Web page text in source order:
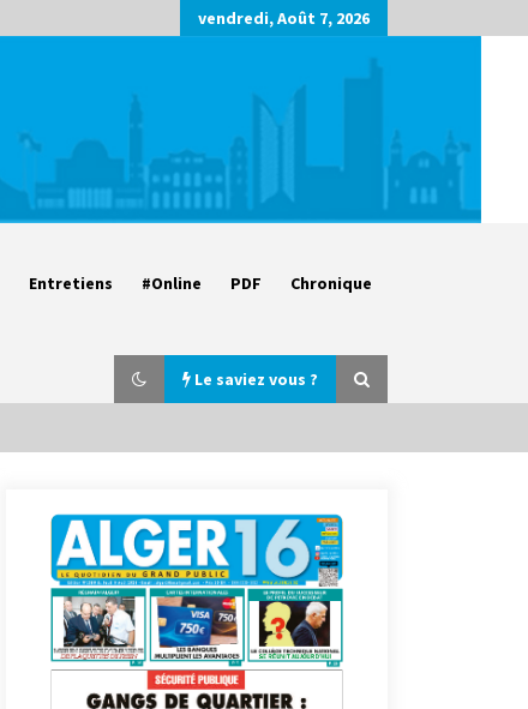
vendredi, Août 7, 2026
Entretiens #Online PDF Chronique
Le saviez vous ?
Parking de la Promenade des
Sablettes : Mis en service de bornes
automatiques
4 jours ago
Droit de change : Le CPA lance une
carte VISA dédiée aux voyages à
l’étranger
1 semaine ago